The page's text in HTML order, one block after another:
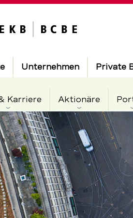
Unternehmen Private
Karriere Aktionäre